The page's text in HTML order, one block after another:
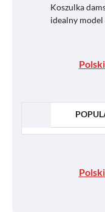
Koszulka
idealny